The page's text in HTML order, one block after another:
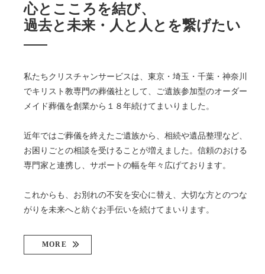
心とこころを結び、
過去と未来・人と人とを繋げたい
私たちクリスチャンサービスは、東京・埼玉・千葉・神奈川
でキリスト教専門の葬儀社として、ご遺族参加型のオーダー
メイド葬儀を創業から１８年続けてまいりました。
近年ではご葬儀を終えたご遺族から、相続や遺品整理など、
お困りごとの相談を受けることが増えました。信頼のおける
専門家と連携し、サポートの幅を年々広げております。
これからも、お別れの不安を安心に替え、大切な方とのつな
がりを未来へと紡ぐお手伝いを続けてまいります。
MORE